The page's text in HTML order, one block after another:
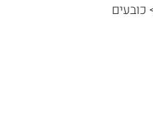
כובעים